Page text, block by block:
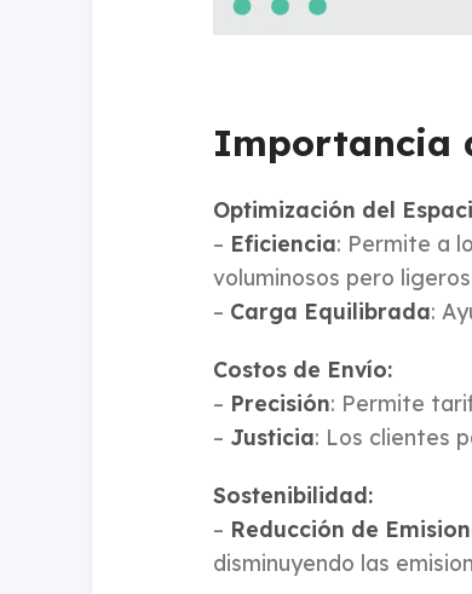
Importancia
Optimización del
– Eficiencia: Permite a
voluminosos pero
– Carga Equilibrada:
Costos de Envío:
– Precisión: Permite
– Justicia: Los clientes
Sostenibilidad:
– Reducción de
disminuyendo las